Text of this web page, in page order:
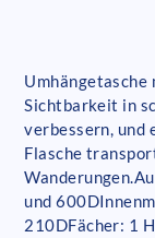
Sichtbarkeit in
verbessern, und
Flasche
und
210DFächer: 1